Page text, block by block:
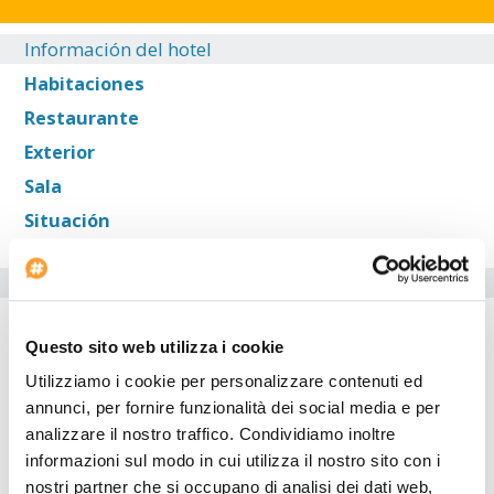
Questo sito web utilizza i cookie
Utilizziamo i cookie per personalizzare contenuti ed
annunci, per fornire funzionalità dei social media e per
analizzare il nostro traffico. Condividiamo inoltre
informazioni sul modo in cui utilizza il nostro sito con i
nostri partner che si occupano di analisi dei dati web,
Información del hotel
Habitaciones
Restaurante
Exterior
Sala
Situación
Servicios del Hotel
El hotel resulta ideal para aquellos que viajan en coche. Dentro
delTurtle Beach Hotel &Amp; Spa Complexhay una agencia
de viajes para los huéspedes. El Turtle Beach Hotel &Amp; Spa
Complex está adaptado para minusválidos. La propiedad está
totalmente equipada con una sala de conferencias. El hotel
ofrece una piscina climatizada. El alojamiento es un vivienda